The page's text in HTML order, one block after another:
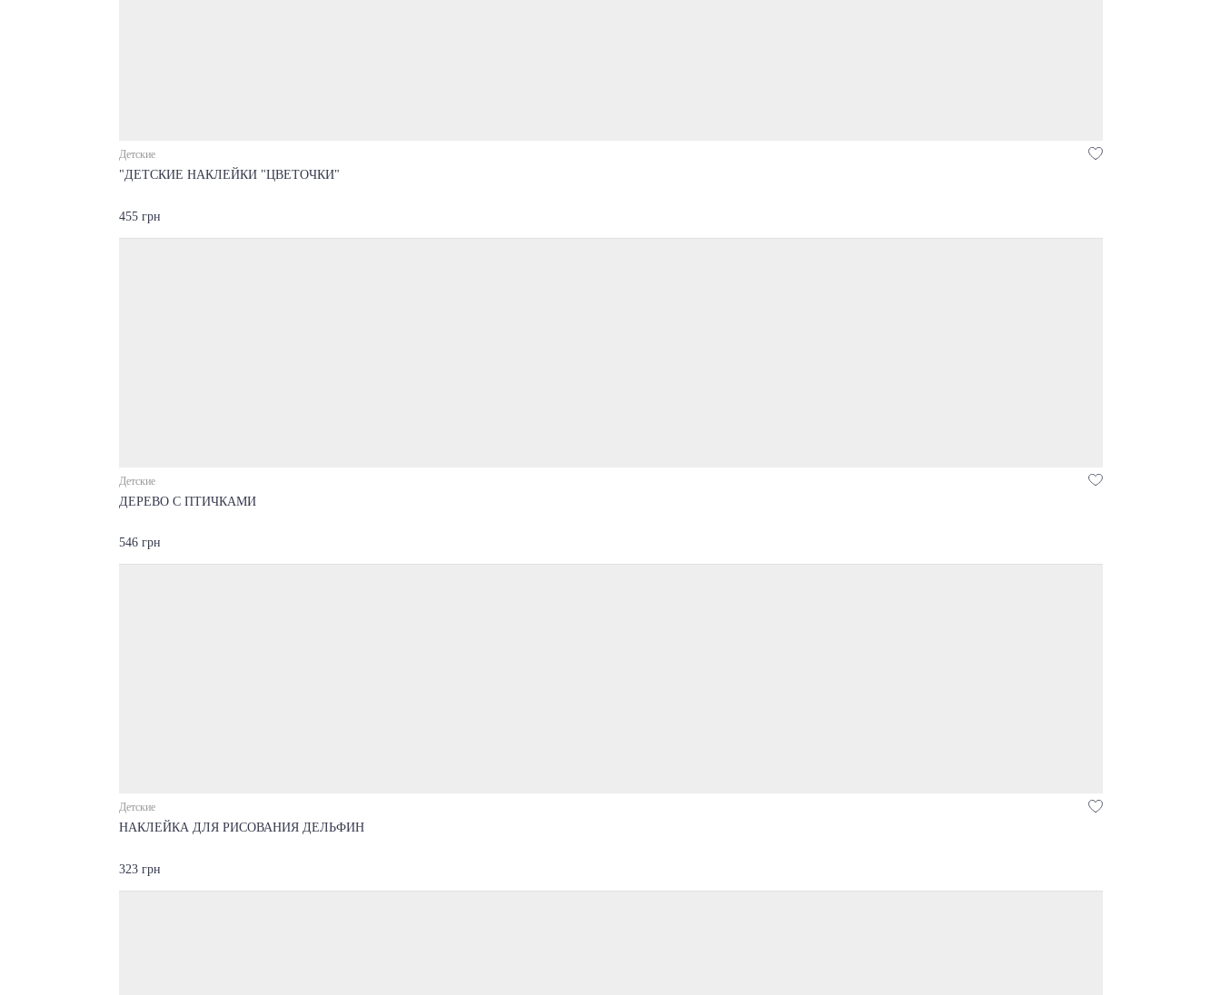
Детские
"ДЕТСКИЕ НАКЛЕЙКИ "ЦВЕТОЧКИ"
455 грн
Детские
ДЕРЕВО С ПТИЧКАМИ
546 грн
Детские
НАКЛЕЙКА ДЛЯ РИСОВАНИЯ ДЕЛЬФИН
323 грн